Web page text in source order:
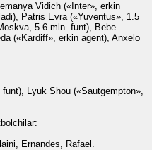
Vidich («Inter», erkin
Patris Evra («Yuventus», 1.5
5.6 mln. funt), Bebe
(«Kardiff», erkin agent), Anxelo
Lyuk Shou («Sautgempton»,
Ernandes, Rafael.